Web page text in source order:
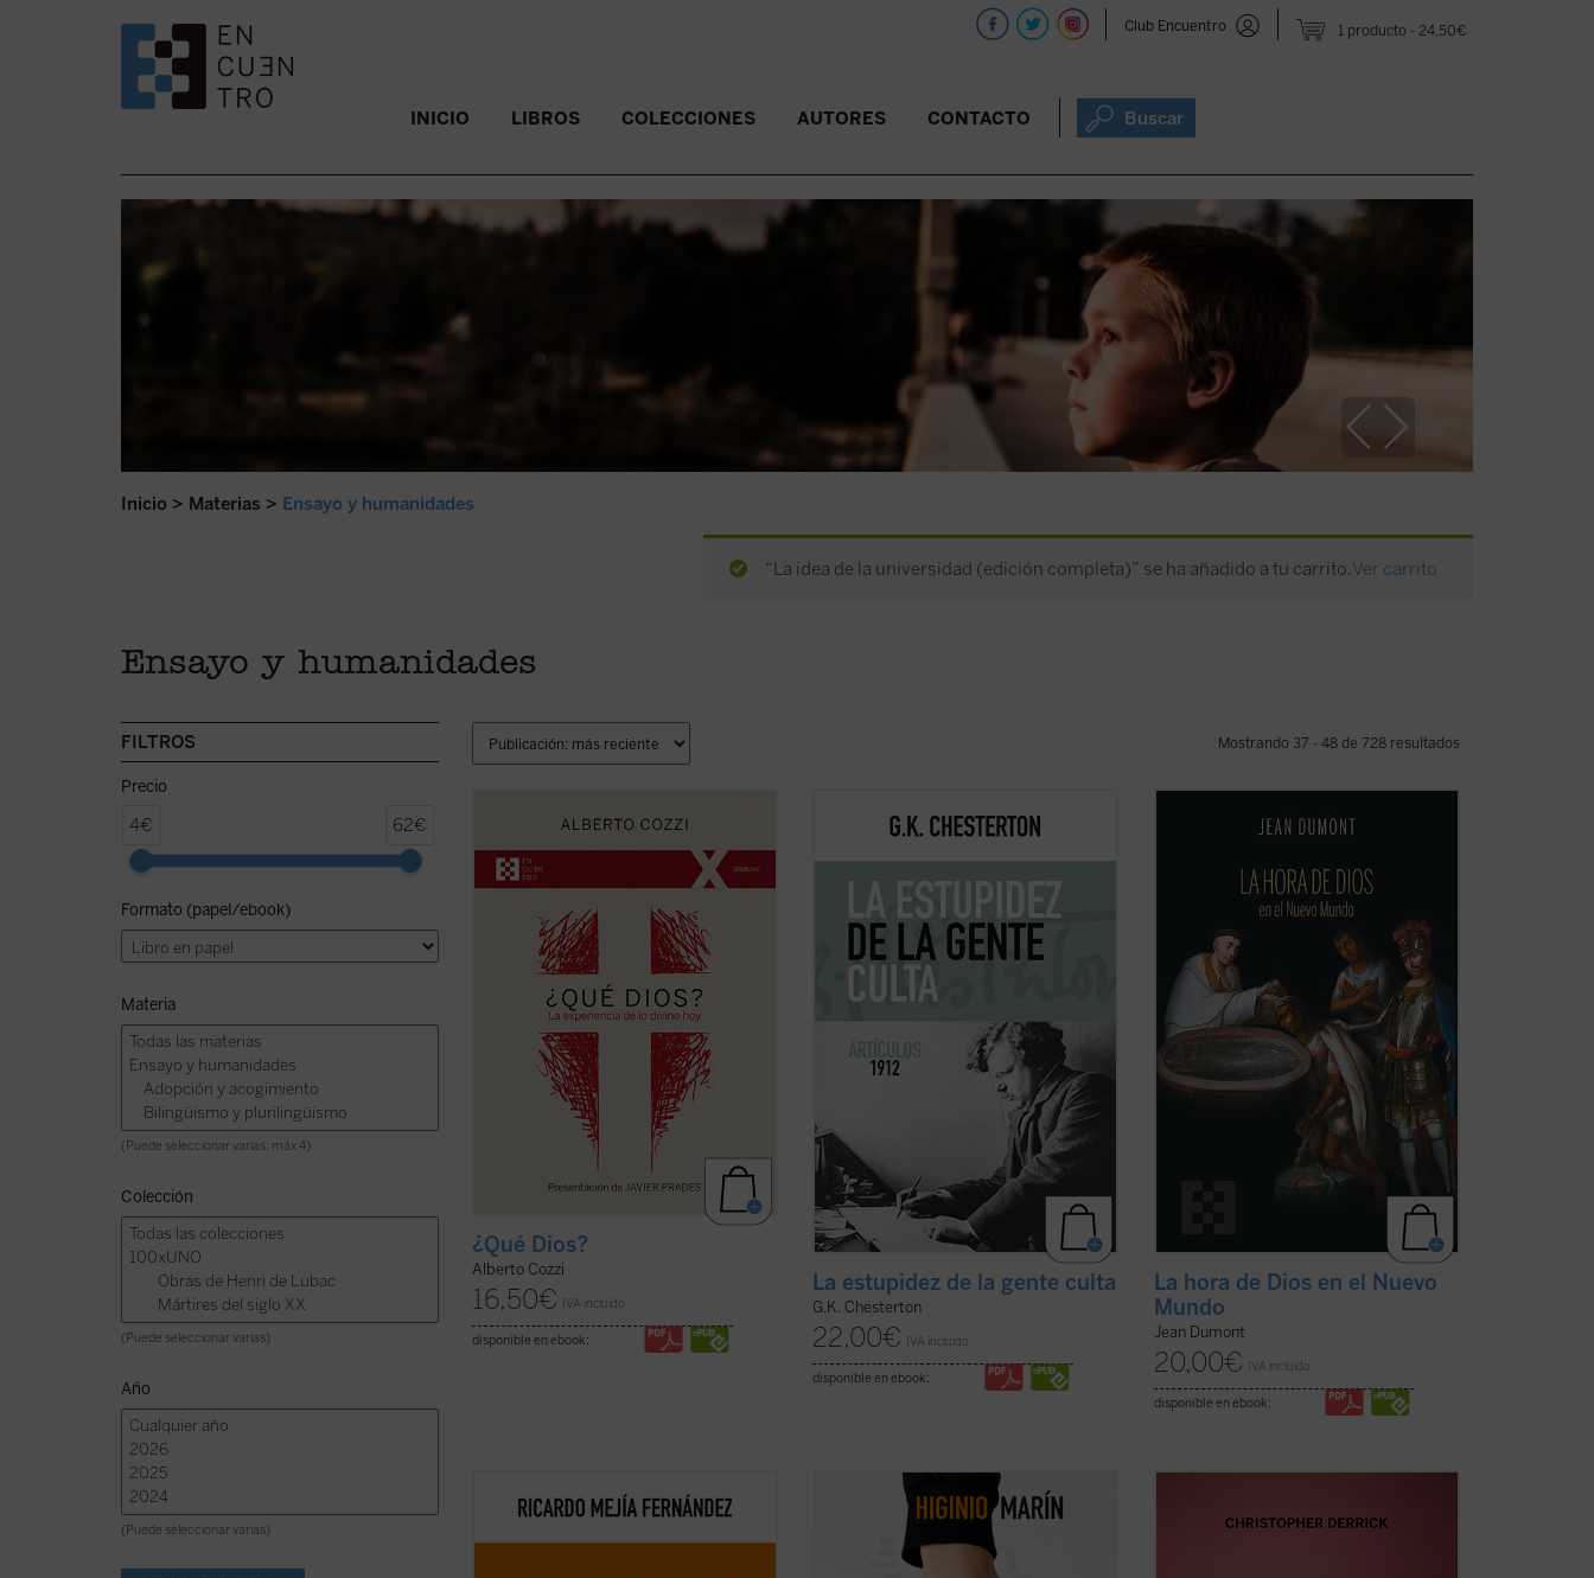
1 producto 24,50€
Club Encuentro
SALTAR AL CONTENIDO. INICIO LIBROS COLECCIONES AUTORES CONTACTO Buscar
Inicio > Materias > Ensayo y humanidades
“La idea de la universidad (edición completa)” se ha añadido a tu carrito. Ver carrito
Ensayo y humanidades
FILTROS
Precio
4€ 62€
Formato (papel/ebook)
Materia
(Puede seleccionar varias: máx 4)
Colección
(Puede seleccionar varias)
Año
(Puede seleccionar varias)
Mostrando 37 - 48 de 728 resultados
¿Qué Dios?nos recuerda que el discurso
intelectual, sino una apertura, un desafío
a ampliar nuestra comprensión de la
experiencia humana....
(ver ficha)
¿Qué Dios?
Alberto Cozzi
16,50€ IVA incluido
disponible en ebook:
Este es el volumen siete de la colección
The Illustrated London News. Los
intereses de Chesterton son muchos,
pero su mirada no es dispersa sino
precisa, rebosante en ingenio y humor
hasta la ...
(ver ficha)
La estupidez de la gente culta
G.K. Chesterton
22,00€ IVA incluido
disponible en ebook:
Dumont se adentrará en la vida
Toribio, Vasco de Quiroga, y Bernardino
de Sahagún. Con ellos, el lector
compartirá la aventura de quienes tenían
sobre sí la tarea y la ...
(ver ficha)
La hora de Dios en el Nuevo
Mundo
Jean Dumont
20,00€ IVA incluido
disponible en ebook:
En esta obra quiero establecer el enlace
humanística de nuestra civilización,
Cantar y bailar; agradecer; honrar;
pasear; dormir; comer; ofrecer; hablar;
tontear; leer y escribir; recordar; volver;
tocar, abrazar y besar; pensar... Nacer y
de la educación, especialmente de la